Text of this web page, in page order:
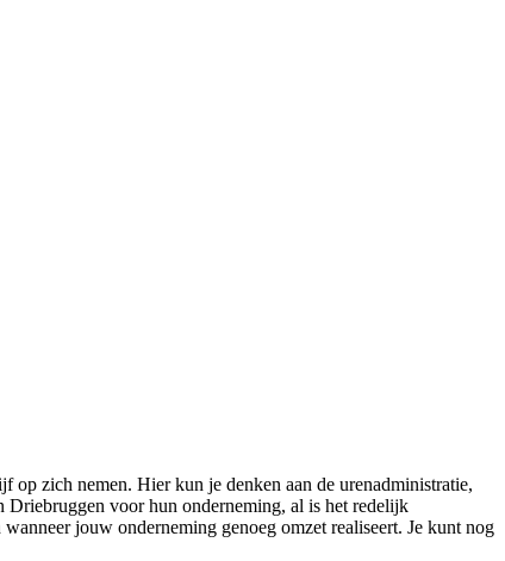
op zich nemen. Hier kun je denken aan de urenadministratie,
Driebruggen voor hun onderneming, al is het redelijk
jouw onderneming genoeg omzet realiseert. Je kunt nog